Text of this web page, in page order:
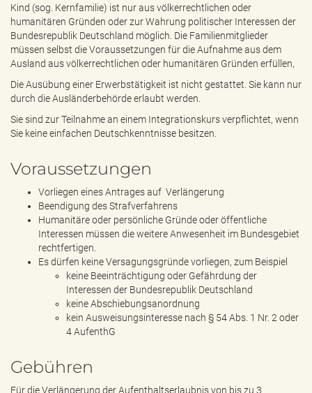
Kind (sog. Kernfamilie) ist nur aus völkerrechtlichen oder
humanitären Gründen oder zur Wahrung politischer Interessen der
Bundesrepublik Deutschland möglich. Die Familienmitglieder
müssen selbst die Voraussetzungen für die Aufnahme aus dem
Ausland aus völkerrechtlichen oder humanitären Gründen erfüllen,
Die Ausübung einer Erwerbstätigkeit ist nicht gestattet. Sie kann nur
durch die Ausländerbehörde erlaubt werden.
Sie sind zur Teilnahme an einem Integrationskurs verpflichtet, wenn
Sie keine einfachen Deutschkenntnisse besitzen.
Voraussetzungen
Vorliegen eines Antrages auf Verlängerung
Beendigung des Strafverfahrens
Humanitäre oder persönliche Gründe oder öffentliche
Interessen müssen die weitere Anwesenheit im Bundesgebiet
rechtfertigen.
Es dürfen keine Versagungsgründe vorliegen, zum Beispiel
keine Beeinträchtigung oder Gefährdung der
Interessen der Bundesrepublik Deutschland
keine Abschiebungsanordnung
kein Ausweisungsinteresse nach § 54 Abs. 1 Nr. 2 oder
4 AufenthG
Gebühren
Für die Verlängerung der Aufenthaltserlaubnis von bis zu 3